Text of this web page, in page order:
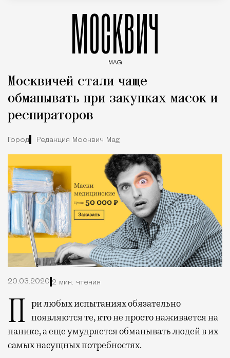
МОСКВИЧ
MAG
Москвичей стали чаще
обманывать при закупках масок и
респираторов
Город Редакция Москвич Mag
20.03.2020 2 мин. чтения
При любых испытаниях обязательно появляются те, кто не просто наживается на
панике, а еще умудряется обманывать людей в их
самых насущных потребностях.